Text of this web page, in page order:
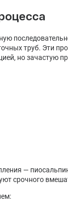
труб. Эти
но зачастую
—
срочного